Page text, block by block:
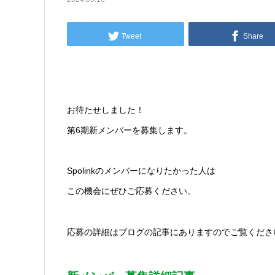
Tweet Share
お待たせしました！
第6期新メンバーを募集します。
Spolinkのメンバーになりたかった人は
この機会にぜひご応募ください。
応募の詳細はブログの記事にありますのでご覧くださ